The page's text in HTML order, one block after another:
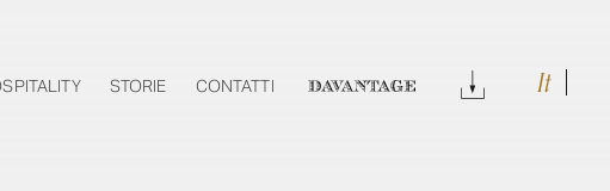
STORIE CONTATTI DAVANTAGE DOWNLOAD
It